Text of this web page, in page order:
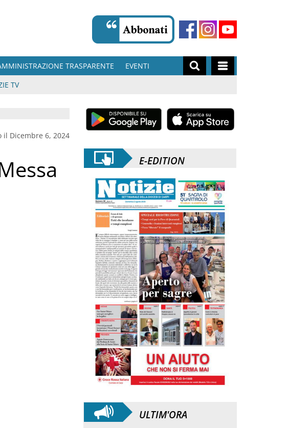
TRASPARENTE
EVENTI
TV
il Dicembre 6, 2024
E-EDITION
ULTIM'ORA